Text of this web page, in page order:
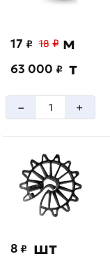
17 ₽ 18 ₽ м
63 000 ₽ т
– +
8 ₽ шт